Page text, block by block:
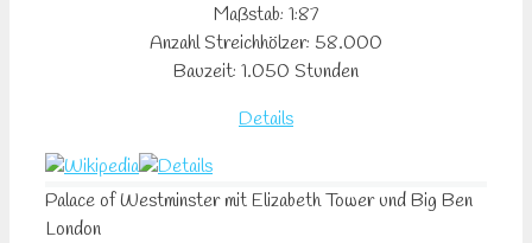
Maßstab: 1:87
Anzahl Streichhölzer: 58.000
Bauzeit: 1.050 Stunden
Details
Palace of Westminster mit Elizabeth Tower und Big Ben
London